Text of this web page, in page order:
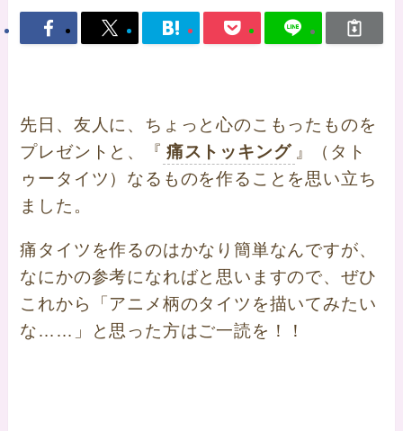
先日、友人に、ちょっと心のこもったものを
プレゼントと、『 痛ストッキング 』（タト
ゥータイツ）なるものを作ることを思い立ち
ました。
痛タイツを作るのはかなり簡単なんですが、
なにかの参考になればと思いますので、ぜひ
これから「アニメ柄のタイツを描いてみたい
な……」と思った方はご一読を！！